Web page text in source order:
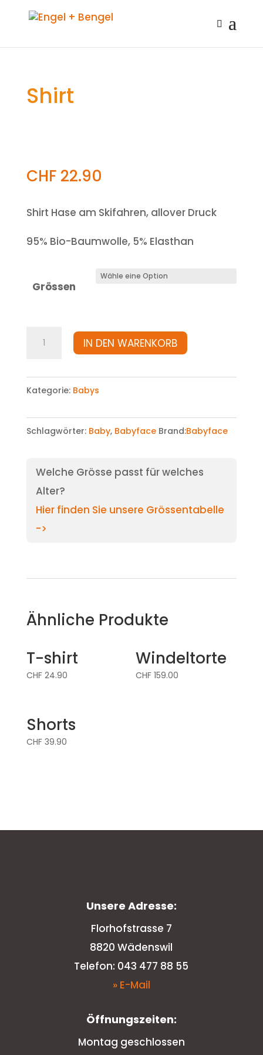
Shirt
CHF22.90
Shirt Hase am Skifahren, allover Druck
95% Bio-Baumwolle, 5% Elasthan
Grössen
Shirt
IN DEN WARENKORB
Kategorie: Babys
Schlagwörter: Baby, Babyface Brand:Babyface
Welche Grösse passt für welches
Alter?
Hier finden Sie unsere Grössentabelle
->
Ähnliche Produkte
T-shirt
CHF24.90
Windeltorte
CHF 159.00
Shorts
CHF39.90
Unsere Adresse:
Florhofstrasse 7
8820 Wädenswil
Telefon: 043 477 88 55
» E-Mail
Öffnungszeiten:
Montag geschlossen